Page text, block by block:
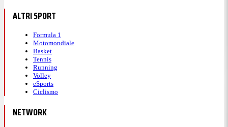
ALTRI SPORT
Formula 1
Motomondiale
Basket
Tennis
Running
Volley
eSports
Ciclismo
NETWORK